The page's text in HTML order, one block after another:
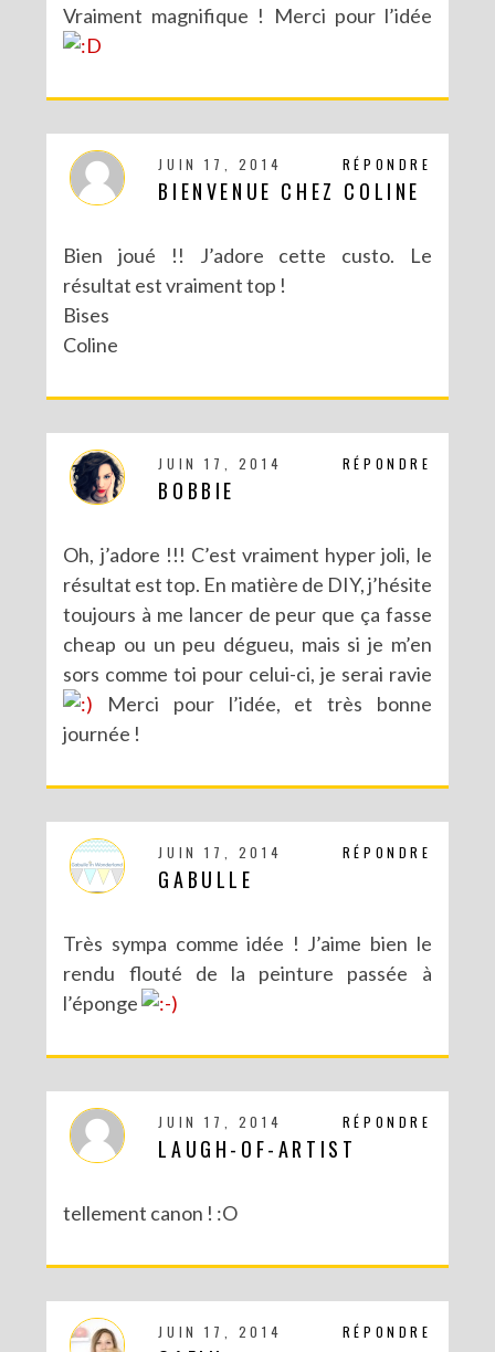
DIY : LES POMPONS MATRIOCHKA
Vraiment magnifique ! Merci pour l’idée
RÉPONDRE
JUIN 17, 2014
BIENVENUE CHEZ COLINE
Bien joué !! J’adore cette custo. Le
résultat est vraiment top !
Bises
Coline
RÉPONDRE
JUIN 17, 2014
BOBBIE
Oh, j’adore !!! C’est vraiment hyper joli, le
résultat est top. En matière de DIY, j’hésite
toujours à me lancer de peur que ça fasse
cheap ou un peu dégueu, mais si je m’en
sors comme toi pour celui-ci, je serai ravie
Merci pour l’idée, et très bonne
journée !
RÉPONDRE
JUIN 17, 2014
GABULLE
Très sympa comme idée ! J’aime bien le
rendu flouté de la peinture passée à
l’éponge
RÉPONDRE
JUIN 17, 2014
LAUGH-OF-ARTIST
tellement canon ! :O
RÉPONDRE
JUIN 17, 2014